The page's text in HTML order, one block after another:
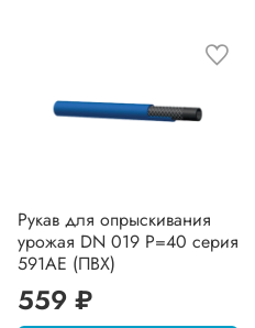
Рукав для опрыскивания
урожая DN 019 P=40 серия
591AE (ПВХ)
559 ₽